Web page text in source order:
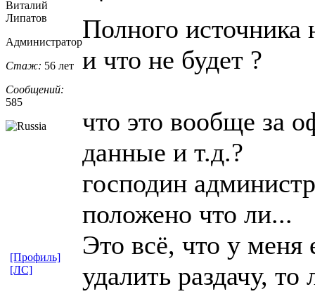
Виталий
Липатов
Администратор
Стаж: 56 лет
Сообщений:
585
Полного
и что не будет ?
что это вообще за
данные и т.д.?
господин
положено что ли...
Это всё, что у
удалить раздачу, то
[Профиль]
[ЛС]